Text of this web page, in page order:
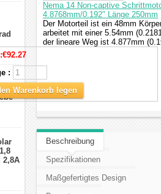
4
2,8A
Nema 14 Non-captive
4.8768mm/0.192" Länge 250mm
Der Motorteil ist ein 48mm
arbeitet mit einer 5.54mm
der lineare Weg ist 4.877mm
€92.27
:
Warenkorb legen
Beschreibung
Spezifikationen
Maßgefertigtes Design